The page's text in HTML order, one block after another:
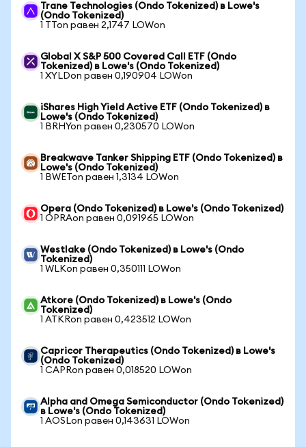
Trane Technologies (Ondo Tokenized) в Lowe's
(Ondo Tokenized)
1 TTon равен 2,1747 LOWon
Global X S&P 500 Covered Call ETF (Ondo
Tokenized) в Lowe's (Ondo Tokenized)
1 XYLDon равен 0,190904 LOWon
iShares High Yield Active ETF (Ondo Tokenized) в
Lowe's (Ondo Tokenized)
1 BRHYon равен 0,230570 LOWon
Breakwave Tanker Shipping ETF (Ondo Tokenized) в
Lowe's (Ondo Tokenized)
1 BWETon равен 1,3134 LOWon
Opera (Ondo Tokenized) в Lowe's (Ondo Tokenized)
1 OPRAon равен 0,091965 LOWon
Westlake (Ondo Tokenized) в Lowe's (Ondo
Tokenized)
1 WLKon равен 0,350111 LOWon
Atkore (Ondo Tokenized) в Lowe's (Ondo
Tokenized)
1 ATKRon равен 0,423512 LOWon
Capricor Therapeutics (Ondo Tokenized) в Lowe's
(Ondo Tokenized)
1 CAPRon равен 0,018520 LOWon
Alpha and Omega Semiconductor (Ondo Tokenized)
в Lowe's (Ondo Tokenized)
1 AOSLon равен 0,143631 LOWon